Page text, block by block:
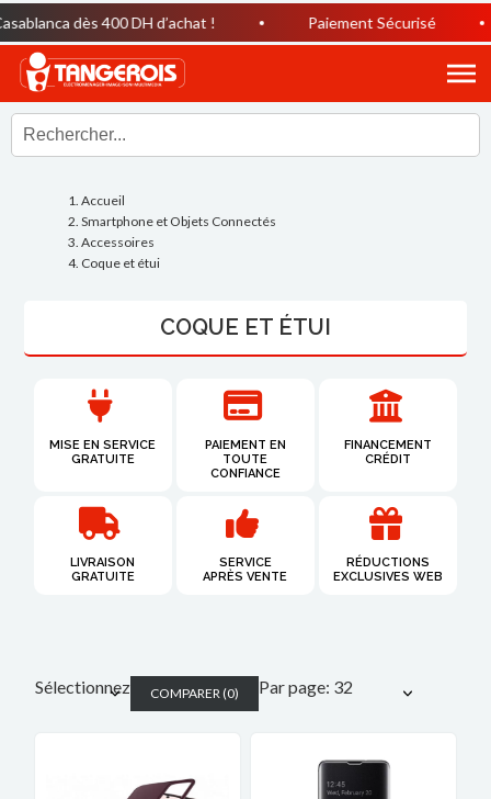
dès 400 DH d’achat ! Paiement Sécurisé
Accueil
Smartphone et Objets Connectés
Accessoires
Coque et étui
COQUE ET ÉTUI
MISE EN SERVICE
GRATUITE
PAIEMENT EN
TOUTE
CONFIANCE
FINANCEMENT
CRÉDIT
LIVRAISON
GRATUITE​
SERVICE
APRÈS VENTE
RÉDUCTIONS
EXCLUSIVES WEB
Sélectionnez COMPARER (0) Par page: 32